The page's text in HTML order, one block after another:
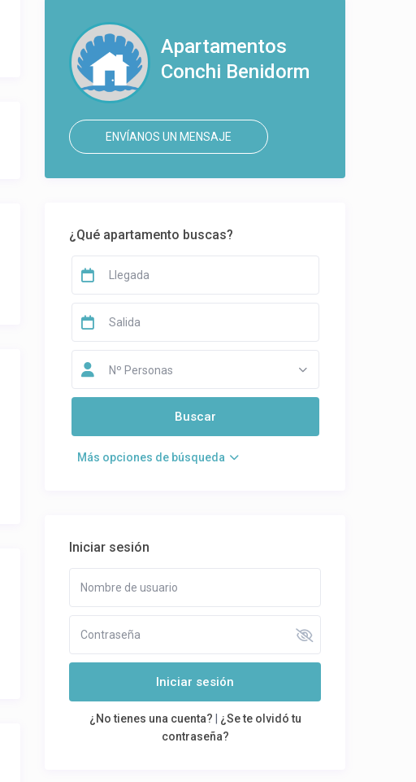
Apartamentos
Conchi Benidorm
ENVÍANOS UN MENSAJE
¿Qué apartamento buscas?
Nº Personas
Más opciones de búsqueda
Iniciar sesión
Iniciar sesión
¿No tienes una cuenta?
¿Se te olvidó tu
contraseña?